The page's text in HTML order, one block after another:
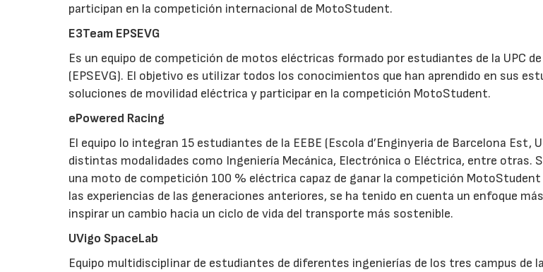
participan en la competición internacional de MotoStudent.
E3Team EPSEVG
Es un equipo de competición de motos eléctricas formado por estudiantes de la UPC
(EPSEVG). El objetivo es utilizar todos los conocimientos que han aprendido en sus
soluciones de movilidad eléctrica y participar en la competición MotoStudent.
ePowered Racing
El equipo lo integran 15 estudiantes de la EEBE (Escola d’Enginyeria de Barcelona Est,
distintas modalidades como Ingeniería Mecánica, Electrónica o Eléctrica, entre otras.
una moto de competición 100 % eléctrica capaz de ganar la competición
las experiencias de las generaciones anteriores, se ha tenido en cuenta un enfoque
inspirar un cambio hacia un ciclo de vida del transporte más sostenible.
UVigo SpaceLab
Equipo multidisciplinar de estudiantes de diferentes ingenierías de los tres campus de